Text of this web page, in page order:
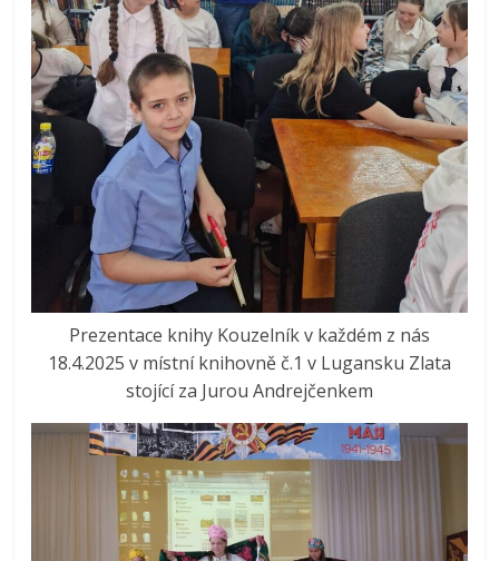
Prezentace knihy Kouzelník v každém z nás
18.4.2025 v místní knihovně č.1 v Lugansku Zlata
stojící za Jurou Andrejčenkem